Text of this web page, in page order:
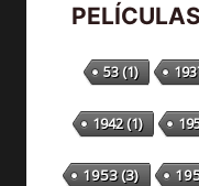
53(1)
1942(1)
1953(3)